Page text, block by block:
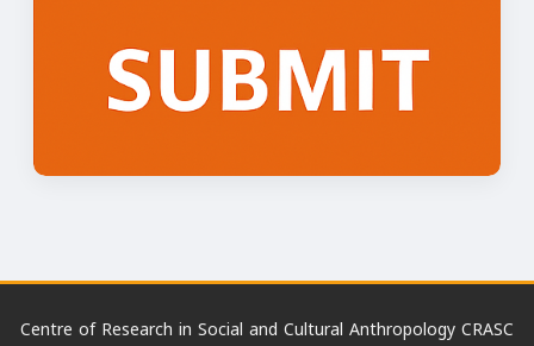
Centre of Research in Social and Cultural Anthropology CRASC